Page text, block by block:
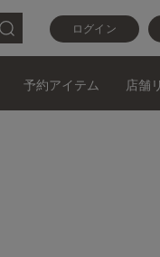
ログイン
予約アイテム 店舗